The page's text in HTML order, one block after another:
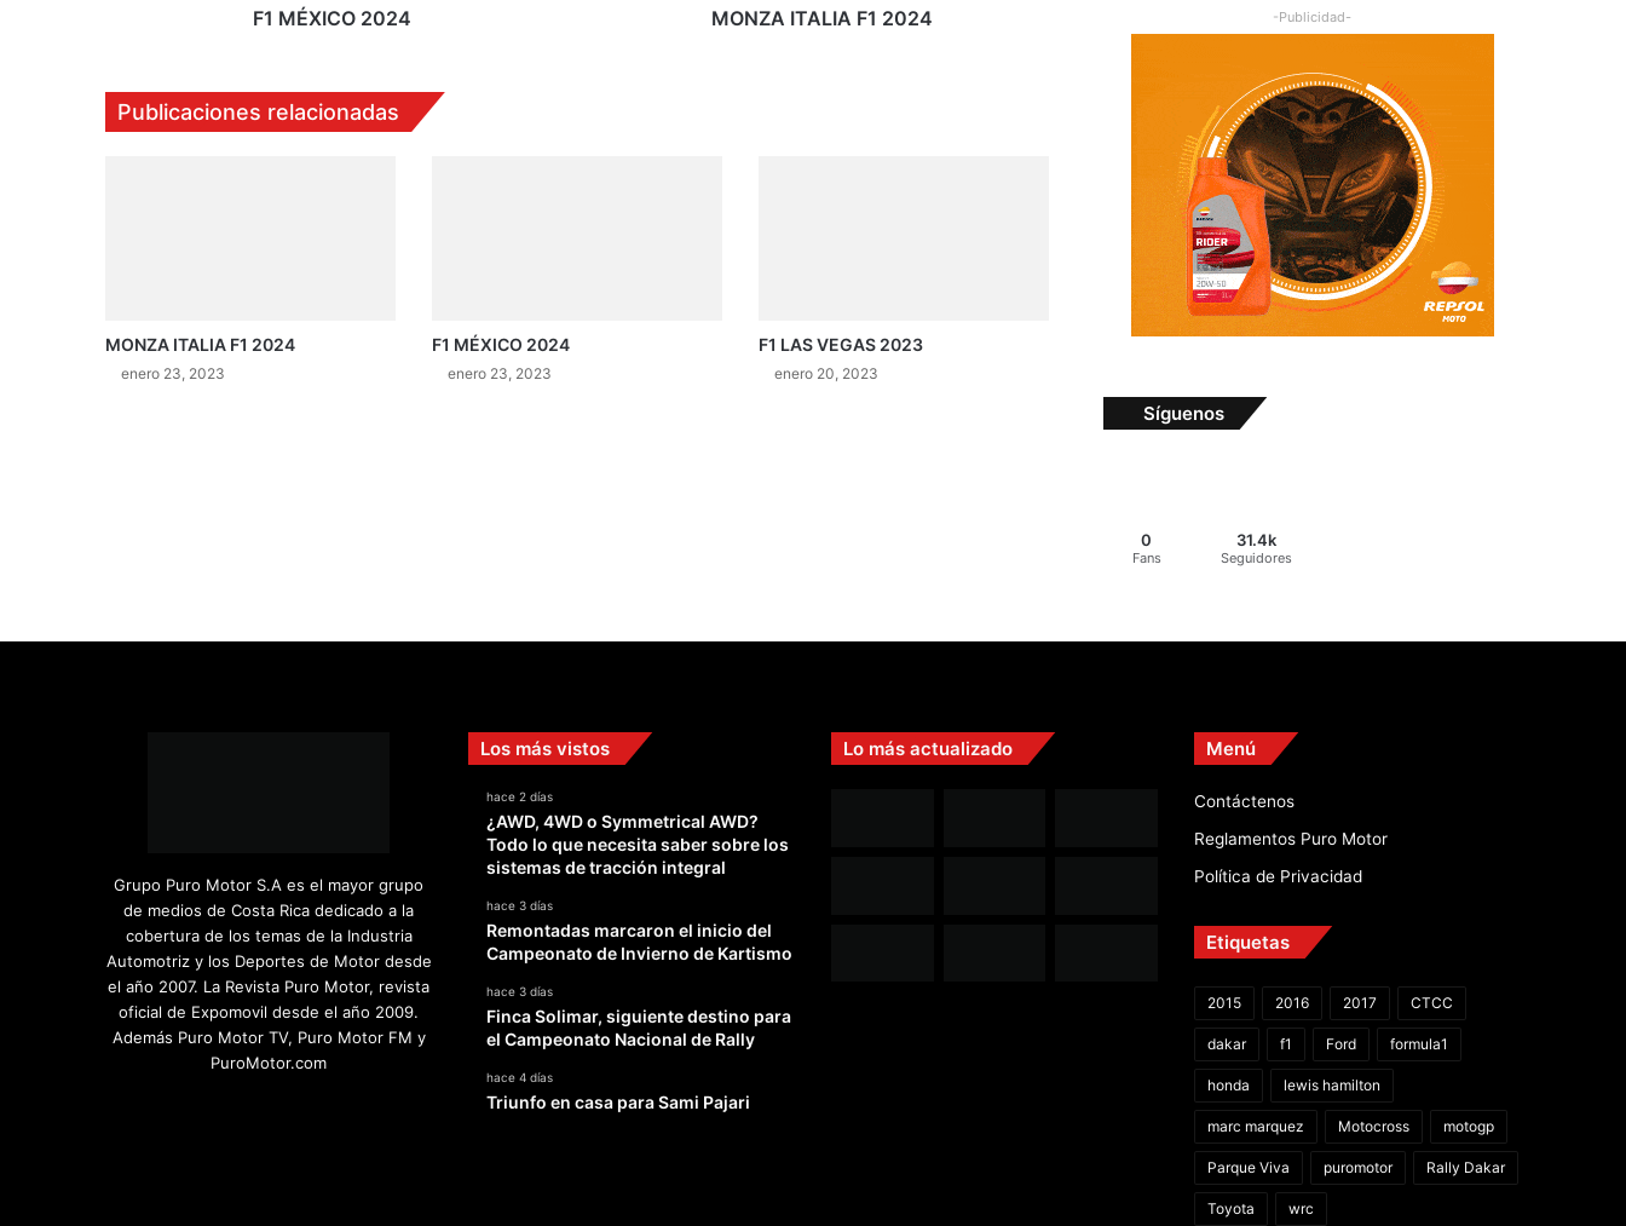
F1 MÉXICO 2024 MONZA ITALIA F1 2024
Publicaciones relacionadas
MONZA ITALIA F1 2024
enero 23, 2023
F1 MÉXICO 2024
enero 23, 2023
F1 LAS VEGAS 2023
enero 20, 2023
-Publicidad-
Síguenos
0
Fans
31.4k
Seguidores
Grupo Puro Motor S.A es el mayor grupo
de medios de Costa Rica dedicado a la
cobertura de los temas de la Industria
Automotriz y los Deportes de Motor desde
el año 2007. La Revista Puro Motor, revista
oficial de Expomovil desde el año 2009.
Además Puro Motor TV, Puro Motor FM y
PuroMotor.com
Los más vistos
hace 2 días
¿AWD, 4WD o Symmetrical AWD?
Todo lo que necesita saber sobre los
sistemas de tracción integral
hace 3 días
Remontadas marcaron el inicio del
Campeonato de Invierno de Kartismo
hace 3 días
Finca Solimar, siguiente destino para
el Campeonato Nacional de Rally
hace 4 días
Triunfo en casa para Sami Pajari
Lo más actualizado Menú
Contáctenos
Reglamentos Puro Motor
Política de Privacidad
Etiquetas
2015 2016 2017 CTCC
dakar f1 Ford formula1
honda lewis hamilton
marc marquez Motocross motogp
Parque Viva puromotor Rally Dakar
Toyota wrc